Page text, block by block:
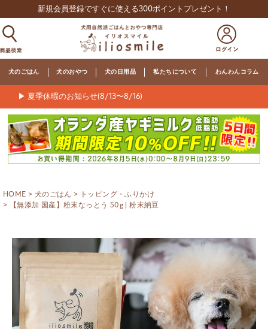
新規会員登録ですぐに使える300ポイントプレゼント！
犬のごはん 犬のおやつ 犬の日用品 私たちについて わんわんコラム
▶ 夏季休暇のお知らせ(8/13〜8/16)
HOME 犬のごはん
トッピング・ふりかけ
【無添加 国産】粉末なっとう 50g | 粉末納豆